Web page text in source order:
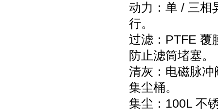
动力：单 / 三相
行。
过滤：PTFE 覆
防止滤筒堵塞。
清灰：电磁脉
集尘桶。
集尘：100L 不